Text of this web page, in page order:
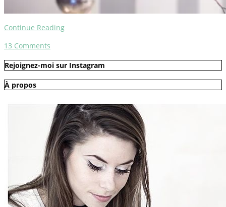
Continue Reading
13 Comments
Rejoignez-moi sur Instagram
À propos